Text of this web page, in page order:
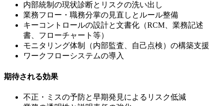
内部統制の現状診断とリスクの洗い出し
業務フロー・職務分掌の見直しとルール整備
キーコントロールの設計と文書化（RCM、業務記述
書、フローチャート等）
モニタリング体制（内部監査、自己点検）の構築支援
ワークフローシステムの導入
期待される効果
不正・ミスの予防と早期発見によるリスク低減